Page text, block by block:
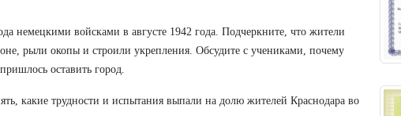
немецкими войсками в августе 1942 года. Подчеркните, что жители
рыли окопы и строили укрепления. Обсудите с учениками, почему
оставить город.
какие трудности и испытания выпали на долю жителей Краснодара во